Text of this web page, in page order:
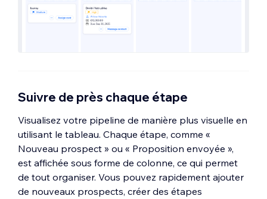
Suivre de près chaque étape
Visualisez votre pipeline de manière plus visuelle en
utilisant le tableau. Chaque étape, comme «
Nouveau prospect » ou « Proposition envoyée »,
est affichée sous forme de colonne, ce qui permet
de tout organiser. Vous pouvez rapidement ajouter
de nouveaux prospects, créer des étapes